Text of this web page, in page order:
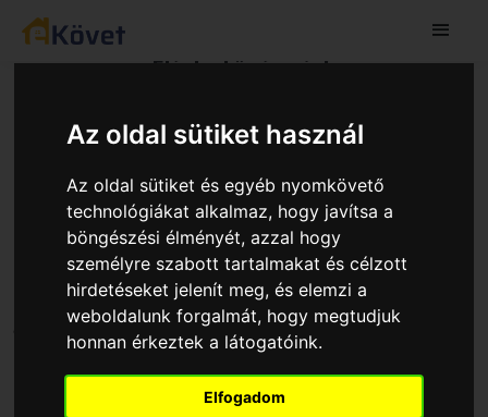
Az oldal sütiket használ
Az oldal sütiket és egyéb nyomkövető
technológiákat alkalmaz, hogy javítsa a
böngészési élményét, azzal hogy
személyre szabott tartalmakat és célzott
hirdetéseket jelenít meg, és elemzi a
weboldalunk forgalmát, hogy megtudjuk
honnan érkeztek a látogatóink.
Elfogadom
Elérhetőségeink
alkalmazás használatát kezdeményezné, illetve az
javasolná küldjön számunkra üzenetet az alábbi adatok
megadásával.
LEVELEZÉSI CÍMÜNK:
9400 Sopron, Ív utca 17/A,